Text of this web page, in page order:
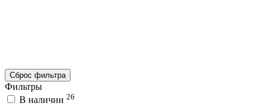
Сброс фильтра
Фильтры
В наличии 26